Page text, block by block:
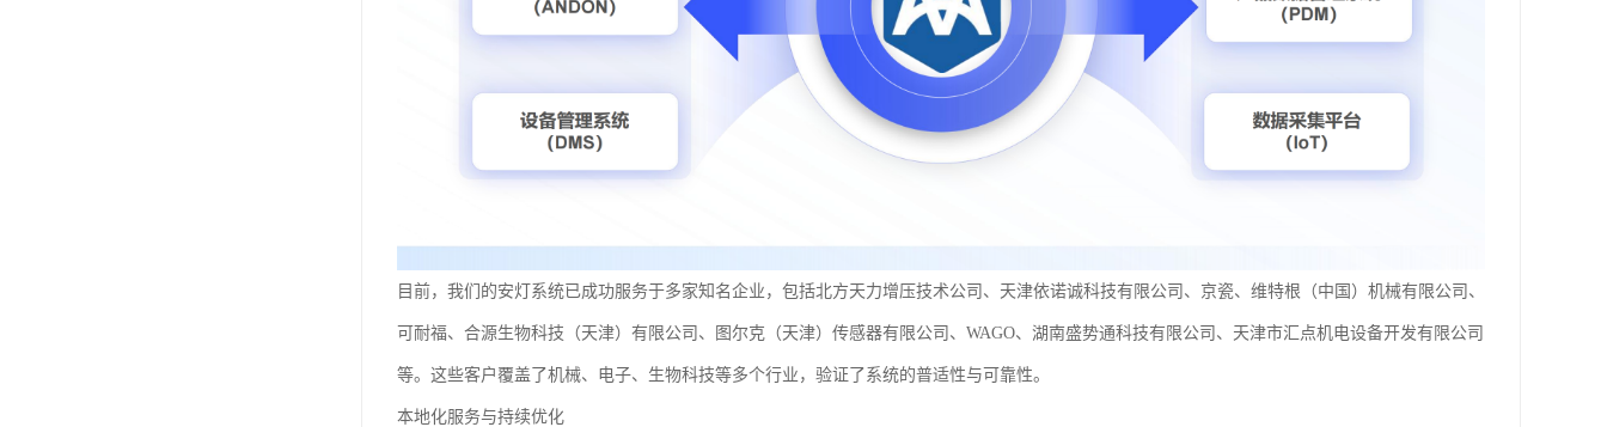
目前，我们的安灯系统已成功服务于多家知名企业，包括北方天力增压技术公司、天津依诺诚科技有限公司、京瓷、维特根（中国）机械有限公司、
可耐福、合源生物科技（天津）有限公司、图尔克（天津）传感器有限公司、WAGO、湖南盛势通科技有限公司、天津市汇点机电设备开发有限公司
等。这些客户覆盖了机械、电子、生物科技等多个行业，验证了系统的普适性与可靠性。
本地化服务与持续优化